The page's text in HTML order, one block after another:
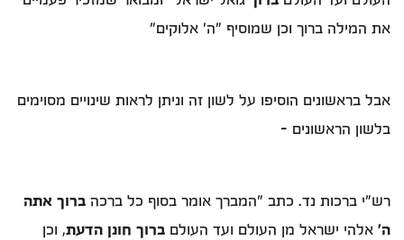
את המילה ברוך וכן שמוסיף "ה' אלוקים"
אבל בראשונים הוסיפו על לשון זה וניתן לראות שינויים מסוימים
בלשון הראשונים -
רש"י ברכות נד. כתב "המברך אומר בסוף כל ברכה ברוך אתה
ה' אלהי ישראל מן העולם ועד העולם ברוך חונן הדעת, וכן